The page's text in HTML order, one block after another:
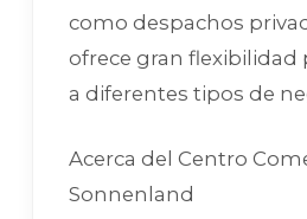
como despachos
ofrece gran flexibilidad
a diferentes tipos de
Acerca del Centro
Sonnenland